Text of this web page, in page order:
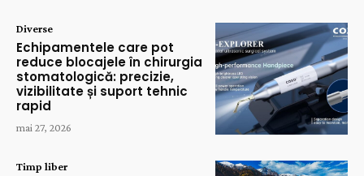
Diverse
Echipamentele care pot
reduce blocajele în chirurgia
stomatologică: precizie,
vizibilitate și suport tehnic
rapid
mai 27, 2026
Timp liber